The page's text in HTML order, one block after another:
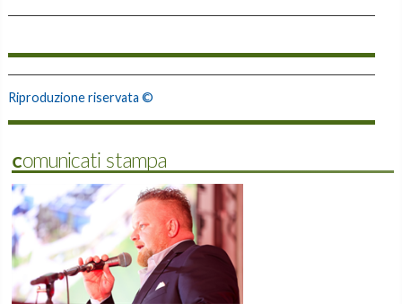
Riproduzione riservata ©
Comunicati stampa